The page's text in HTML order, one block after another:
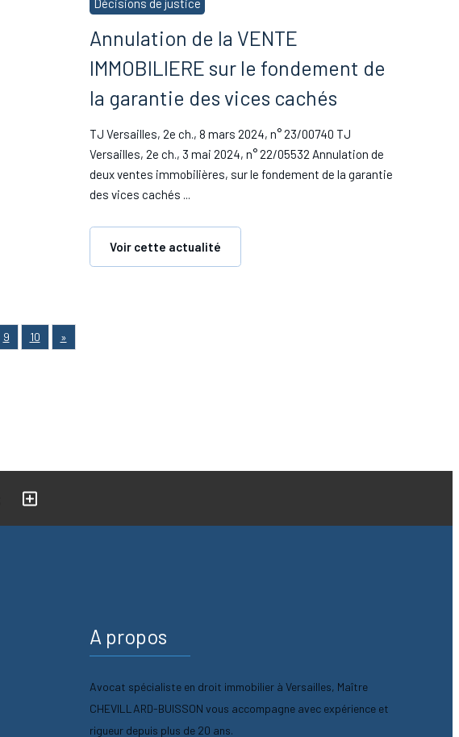
Annulation de la VENTE
IMMOBILIERE sur le fondement de
la garantie des vices cachés
TJ Versailles, 2e ch., 8 mars 2024, n° 23/00740 TJ
Versailles, 2e ch., 3 mai 2024, n° 22/05532 Annulation de
deux ventes immobilières, sur le fondement de la garantie
des vices cachés ...
Voir cette actualité
9 10 »
A propos
Avocat spécialiste en droit immobilier à Versailles, Maître
CHEVILLARD-BUISSON vous accompagne avec expérience et
rigueur depuis plus de 20 ans.